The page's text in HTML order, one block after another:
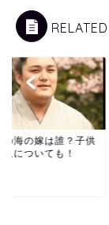
の海の嫁は誰？子供
収についても！